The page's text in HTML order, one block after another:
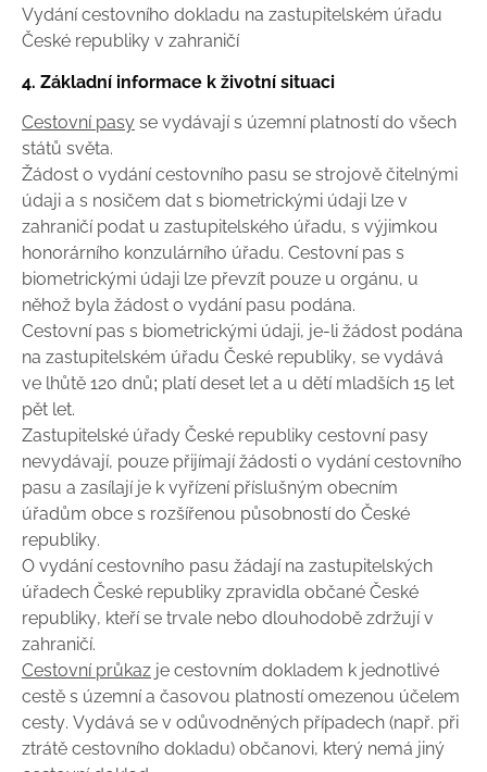
Vydání cestovního dokladu na zastupitelském úřadu
České republiky v zahraničí
4. Základní informace k životní situaci
Cestovní pasy se vydávají s územní platností do všech
států světa.
Žádost o vydání cestovního pasu se strojově čitelnými
údaji a s nosičem dat s biometrickými údaji lze v
zahraničí podat u zastupitelského úřadu, s výjimkou
honorárního konzulárního úřadu. Cestovní pas s
biometrickými údaji lze převzít pouze u orgánu, u
něhož byla žádost o vydání pasu podána.
Cestovní pas s biometrickými údaji, je-li žádost podána
na zastupitelském úřadu České republiky, se vydává
ve lhůtě 120 dnů; platí deset let a u dětí mladších 15 let
pět let.
Zastupitelské úřady České republiky cestovní pasy
nevydávají, pouze přijímají žádosti o vydání cestovního
pasu a zasílají je k vyřízení příslušným obecním
úřadům obce s rozšířenou působností do České
republiky.
O vydání cestovního pasu žádají na zastupitelských
úřadech České republiky zpravidla občané České
republiky, kteří se trvale nebo dlouhodobě zdržují v
zahraničí.
Cestovní průkaz je cestovním dokladem k jednotlivé
cestě s územní a časovou platností omezenou účelem
cesty. Vydává se v odůvodněných případech (např. při
ztrátě cestovního dokladu) občanovi, který nemá jiný